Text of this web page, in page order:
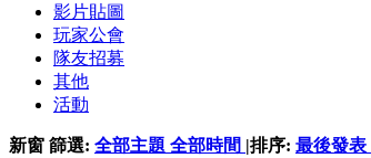
影片貼圖
玩家公會
隊友招募
其他
活動
新窗 篩選: 全部主題 全部時間 |排序: 最後發表